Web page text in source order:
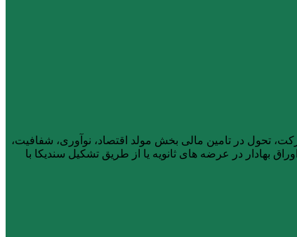
ماه ۱۴۰۱ فعالیت خود را آغاز کرد. هیأت مدیره این شرکت، تحول در تامین مالی بخش مولد اقتصاد، نوآوری، شفافیت،
بهادار در عرضه های ثانویه یا از طریق تشکیل سندیکا با